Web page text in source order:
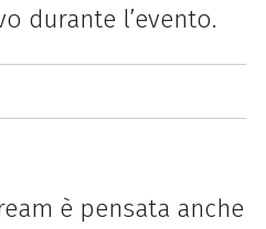
durante l’evento.
è pensata anche